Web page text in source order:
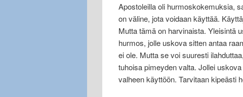
Apostoleilla oli hurmoskokemuksia,
on väline, jota voidaan käyttää.
Mutta tämä on harvinaista. Yleisintä
hurmos, jolle uskova sitten antaa
ei ole. Mutta se voi suuresti
tuhoisa pimeyden valta. Jollei
valheen käyttöön. Tarvitaan kipeästi